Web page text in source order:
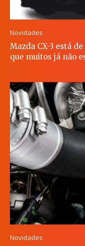
Novidades
Mazda CX-3 está
que muitos já não
Novidades